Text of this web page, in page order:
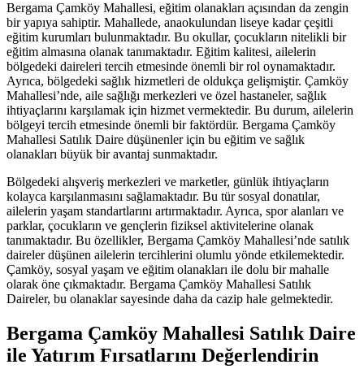
Bergama Çamköy Mahallesi, eğitim olanakları açısından da zengin
bir yapıya sahiptir. Mahallede, anaokulundan liseye kadar çeşitli
eğitim kurumları bulunmaktadır. Bu okullar, çocukların nitelikli bir
eğitim almasına olanak tanımaktadır. Eğitim kalitesi, ailelerin
bölgedeki daireleri tercih etmesinde önemli bir rol oynamaktadır.
Ayrıca, bölgedeki sağlık hizmetleri de oldukça gelişmiştir. Çamköy
Mahallesi’nde, aile sağlığı merkezleri ve özel hastaneler, sağlık
ihtiyaçlarını karşılamak için hizmet vermektedir. Bu durum, ailelerin
bölgeyi tercih etmesinde önemli bir faktördür. Bergama Çamköy
Mahallesi Satılık Daire düşünenler için bu eğitim ve sağlık
olanakları büyük bir avantaj sunmaktadır.
Bölgedeki alışveriş merkezleri ve marketler, günlük ihtiyaçların
kolayca karşılanmasını sağlamaktadır. Bu tür sosyal donatılar,
ailelerin yaşam standartlarını artırmaktadır. Ayrıca, spor alanları ve
parklar, çocukların ve gençlerin fiziksel aktivitelerine olanak
tanımaktadır. Bu özellikler, Bergama Çamköy Mahallesi’nde satılık
daireler düşünen ailelerin tercihlerini olumlu yönde etkilemektedir.
Çamköy, sosyal yaşam ve eğitim olanakları ile dolu bir mahalle
olarak öne çıkmaktadır. Bergama Çamköy Mahallesi Satılık
Daireler, bu olanaklar sayesinde daha da cazip hale gelmektedir.
Bergama Çamköy Mahallesi Satılık Daire
ile Yatırım Fırsatlarını Değerlendirin